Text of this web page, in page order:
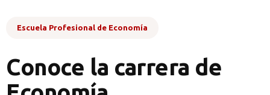
Escuela Profesional de Economía
Conoce la carrera de